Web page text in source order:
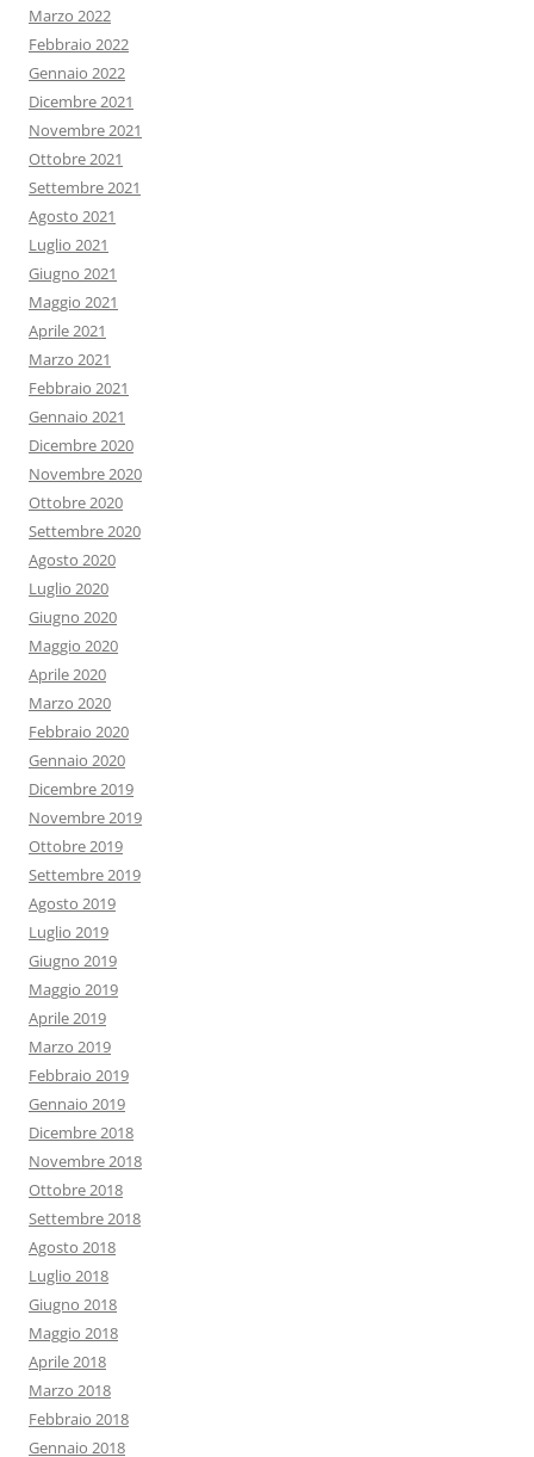
Marzo 2022
Febbraio 2022
Gennaio 2022
Dicembre 2021
Novembre 2021
Ottobre 2021
Settembre 2021
Agosto 2021
Luglio 2021
Giugno 2021
Maggio 2021
Aprile 2021
Marzo 2021
Febbraio 2021
Gennaio 2021
Dicembre 2020
Novembre 2020
Ottobre 2020
Settembre 2020
Agosto 2020
Luglio 2020
Giugno 2020
Maggio 2020
Aprile 2020
Marzo 2020
Febbraio 2020
Gennaio 2020
Dicembre 2019
Novembre 2019
Ottobre 2019
Settembre 2019
Agosto 2019
Luglio 2019
Giugno 2019
Maggio 2019
Aprile 2019
Marzo 2019
Febbraio 2019
Gennaio 2019
Dicembre 2018
Novembre 2018
Ottobre 2018
Settembre 2018
Agosto 2018
Luglio 2018
Giugno 2018
Maggio 2018
Aprile 2018
Marzo 2018
Febbraio 2018
Gennaio 2018